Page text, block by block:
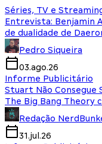
Séries, TV e
Entrevista: Benjamin
de dualidade de
Pedro Siqueira
03.ago.26
Informe Publicitário
Stuart Não Consegue
The Big Bang Theory
Redação
31.jul.26